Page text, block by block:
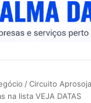
/Circuito
na lista VEJA DATAS